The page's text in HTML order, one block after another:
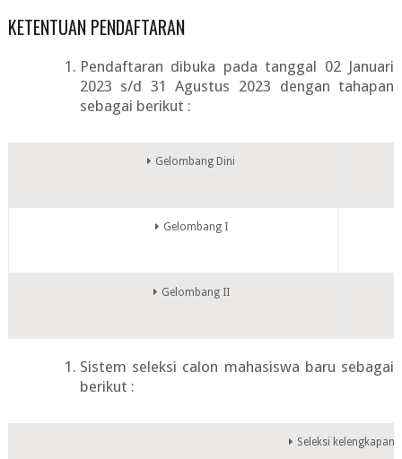
KETENTUAN PENDAFTARAN
Pendaftaran dibuka pada tanggal 02 Januari
2023 s/d 31 Agustus 2023 dengan tahapan
sebagai berikut :
Gelombang Dini
Gelombang I
Gelombang II
Sistem seleksi calon mahasiswa baru sebagai
berikut :
Seleksi kelengkapan